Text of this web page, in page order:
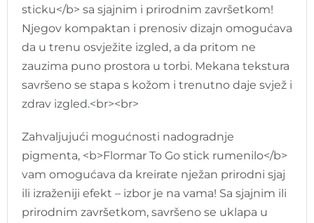
sticku</b> sa sjajnim i prirodnim završetkom!
Njegov kompaktan i prenosiv dizajn omogućava
da u trenu osvježite izgled, a da pritom ne
zauzima puno prostora u torbi. Mekana tekstura
savršeno se stapa s kožom i trenutno daje svjež i
zdrav izgled.<br><br>
Zahvaljujući mogućnosti nadogradnje
pigmenta, <b>Flormar To Go stick rumenilo</b>
vam omogućava da kreirate nježan prirodni sjaj
ili izraženiji efekt – izbor je na vama! Sa sjajnim ili
prirodnim završetkom, savršeno se uklapa u